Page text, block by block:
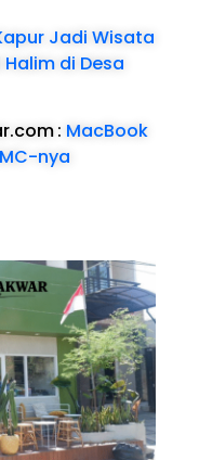
Jadi Wisata
di Desa
: MacBook
nya